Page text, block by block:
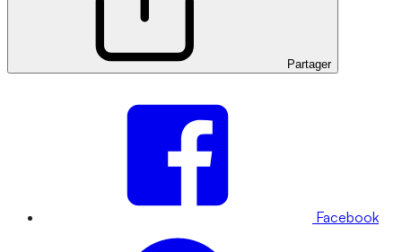
Partager
Facebook